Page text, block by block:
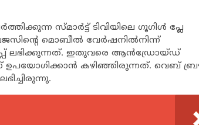
സ്മാര്‍ട്ട് ടിവിയിലെ ഗൂഗിള്‍ പ്ലേ
മൊബീല്‍ വേര്‍ഷനില്‍നിന്ന്
ലഭിക്കുന്നത്. ഇതുവരെ ആന്‍ഡ്രോയ്ഡ്
കഴിഞ്ഞിരുന്നത്. വെബ്